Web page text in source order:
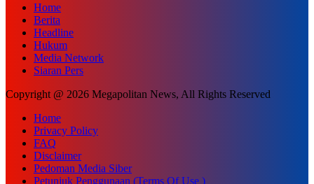
Home
Berita
Headline
Hukum
Media Network
Siaran Pers
Copyright @ 2026 Megapolitan News, All Rights Reserved
Home
Privacy Policy
FAQ
Disclaimer
Pedoman Media Siber
Petunjuk Penggunaan (Terms Of Use )